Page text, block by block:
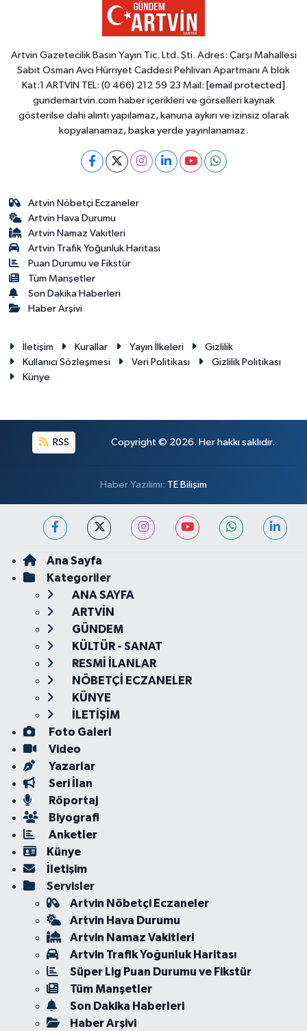
Artvin Gazetecilik Basın Yayın Tic. Ltd. Şti. Adres: Çarşı Mahallesi
Sabit Osman Avcı Hürriyet Caddesi Pehlivan Apartmanı A blok
Kat:1 ARTVİN TEL: (0 466) 212 59 23 Mail: [email protected]
gundemartvin.com haber içerikleri ve görselleri kaynak
gösterilse dahi alıntı yapılamaz, kanuna aykırı ve izinsiz olarak
kopyalanamaz, başka yerde yayınlanamaz.
Artvin Nöbetçi Eczaneler
Artvin Hava Durumu
Artvin Namaz Vakitleri
Artvin Trafik Yoğunluk Haritası
Puan Durumu ve Fikstür
Tüm Manşetler
Son Dakika Haberleri
Haber Arşivi
İletişim Kurallar Yayın İlkeleri
Gizlilik
Kullanıcı Sözleşmesi
Veri Politikası
Gizlilik Politikası
Künye
RSS Copyright © 2026. Her hakkı saklıdır.
Haber Yazılımı: TE Bilişim
Ana Sayfa
Kategoriler
ANA SAYFA
ARTVİN
GÜNDEM
KÜLTÜR - SANAT
RESMİ İLANLAR
NÖBETÇİ ECZANELER
KÜNYE
İLETİŞİM
Foto Galeri
Video
Yazarlar
Seri İlan
Röportaj
Biyografi
Anketler
Künye
İletişim
Servisler
Artvin Nöbetçi Eczaneler
Artvin Hava Durumu
Artvin Namaz Vakitleri
Artvin Trafik Yoğunluk Haritası
Süper Lig Puan Durumu ve Fikstür
Tüm Manşetler
Son Dakika Haberleri
Haber Arşivi